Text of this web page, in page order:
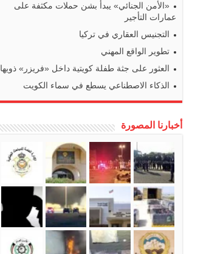
«الأمن الجنائي» يبدأ بشن حملات مكثفة على
عمارات التأجير
التجنيس العقاري في تركيا
تطوير الواقع المهني
العثور على جثة طفلة كويتية داخل «فريزر» ذويها
الذكاء الاصطناعي يسطع في سماء الكويت
أخبارنا المصورة